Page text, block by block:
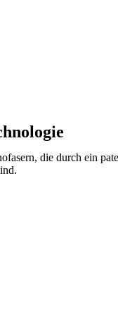
die durch ein